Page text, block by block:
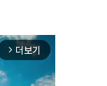
arrow_forward_ios 더보기